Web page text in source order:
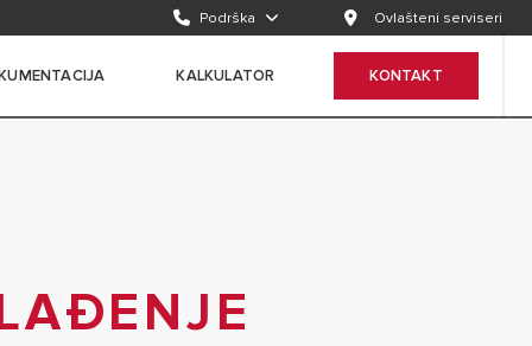
Podrška Ovlašteni serviseri
KALKULATOR KONTAKT